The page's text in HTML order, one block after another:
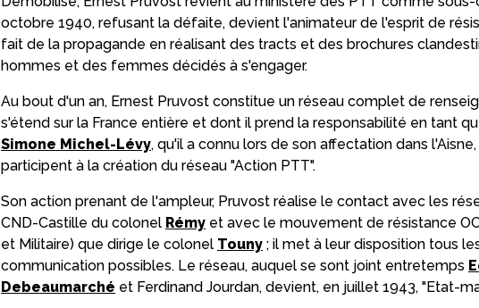
octobre 1940, refusant la défaite, devient l'animateur de l'esprit de
fait de la propagande en réalisant des tracts et des brochures
hommes et des femmes décidés à s'engager.
Au bout d'un an, Ernest Pruvost constitue un réseau complet de
s'étend sur la France entière et dont il prend la responsabilité en tant
Simone Michel-Lévy, qu'il a connu lors de son affectation dans
participent à la création du réseau "Action PTT".
Son action prenant de l'ampleur, Pruvost réalise le contact avec les
CND-Castille du colonel Rémy et avec le mouvement de résistance
et Militaire) que dirige le colonel Touny ; il met à leur disposition tous
communication possibles. Le réseau, auquel se sont joint entretemps
Debeaumarché et Ferdinand Jourdan, devient, en juillet 1943, "Etat-